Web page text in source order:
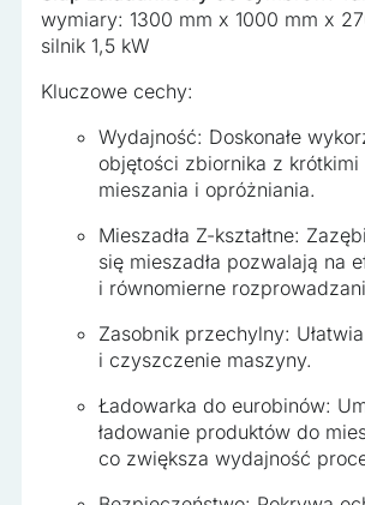
wymiary: 1300 mm x 1000 mm x
silnik 1,5 kW
Kluczowe cechy:
Wydajność: Doskonałe
objętości zbiornika z krótkimi
mieszania i opróżniania.
Mieszadła Z-kształtne:
się mieszadła pozwalają na
i równomierne
Zasobnik przechylny:
i czyszczenie maszyny.
Ładowarka do eurobinów:
ładowanie produktów do
co zwiększa wydajność